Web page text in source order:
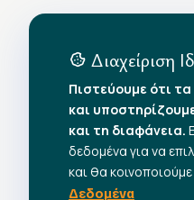
Διαχείριση
Πιστεύουμε ότι
και
και τη διαφάνεια.
δεδομένα για να
και θα
Δεδομένα